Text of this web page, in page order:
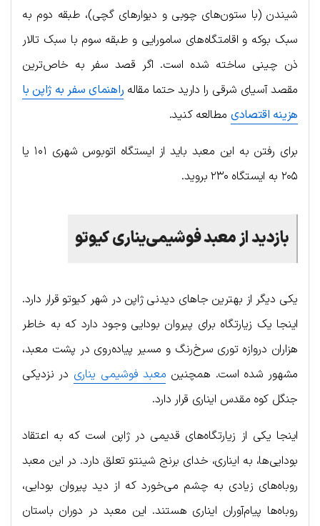
شیندن (با ستون‌های چوبی و دیوارهای گچی)، طبقه دوم به
سبک بوکه و اقامتگاه‌های سامورایی و طبقه سوم با سبک تالار
ذن چینی ساخته شده است. اگر قصد سفر به خاص‌ترین
مقصد آسیای شرقی را دارید حتما مقاله راهنمای سفر به ژاپن با
هزینه اقتصادی مطالعه کنید.
برای رفتن به این معبد باید از ایستگاه اتوبوس شهری ۱۰۱ یا
۲۰۵ به ایستگاه ۲۳۰ بروید.
بازدیدازمعبدفوشیمییناریکیوتو
یکی دیگر از بهترین جاهای دیدنی ژاپن در شهر کیوتو قرار دارد.
اینجا یک زیارتگاه برای پیروان بودایی وجود دارد که به خاطر
هزاران دروازه توری سرخ‌رنگ و مسیر پیاده‌روی در پشت معبد،
مشهور شده است. همچنین معبد فوشیمی یناری در نزدیکی
جنگل کوه مقدس ایناری قرار دارد.
اینجا یکی از زیارتگاه‌های قدیمی در ژاپن است که به اعتقاد
بودایی‌ها، به ایناری، خدای برنج شینتو تعلق دارد. در این معبد
روباه‌های زیادی به چشم می‌خورد که از دید پیروان بودایی،
روباه‌ها پیام‌آوران ایناری هستند. این معبد در دوران باستان